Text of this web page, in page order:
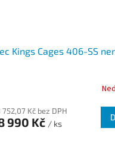
Kings Cages 406-SS
Kč bez DPH
990 Kč / ks